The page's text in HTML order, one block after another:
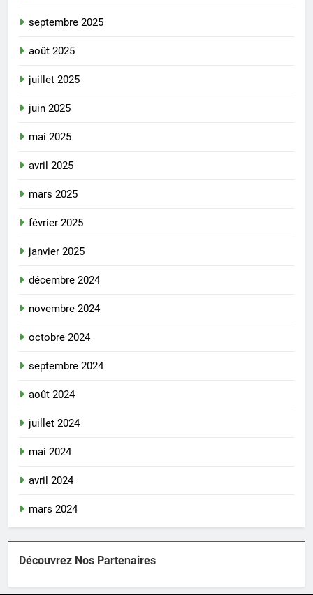
septembre 2025
août 2025
juillet 2025
juin 2025
mai 2025
avril 2025
mars 2025
février 2025
janvier 2025
décembre 2024
novembre 2024
octobre 2024
septembre 2024
août 2024
juillet 2024
mai 2024
avril 2024
mars 2024
Découvrez Nos Partenaires